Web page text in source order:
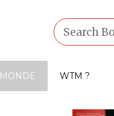
MONDE WTM ?